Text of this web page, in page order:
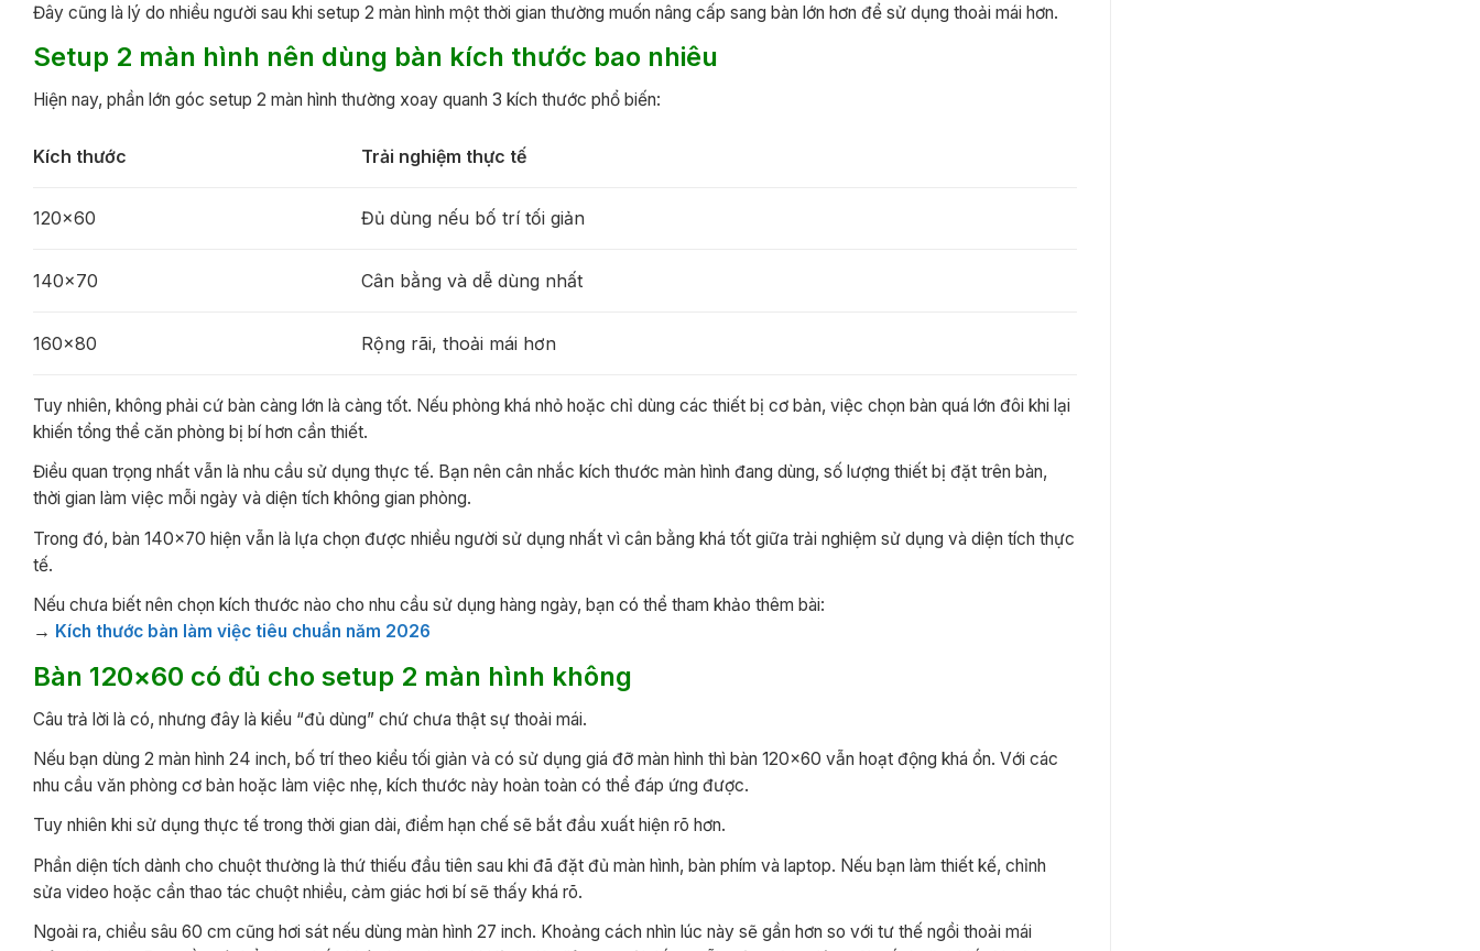
Đây cũng là lý do nhiều người sau khi setup 2 màn hình một thời gian thường muốn nâng cấp sang bàn lớn hơn để sử dụng thoải mái hơn.
Setup 2 màn hình nên dùng bàn kích thước bao nhiêu
Hiện nay, phần lớn góc setup 2 màn hình thường xoay quanh 3 kích thước phổ biến:
Kích thước Trải nghiệm thực tế
120×60 Đủ dùng nếu bố trí tối giản
140×70 Cân bằng và dễ dùng nhất
160×80 Rộng rãi, thoải mái hơn
Tuy nhiên, không phải cứ bàn càng lớn là càng tốt. Nếu phòng khá nhỏ hoặc chỉ dùng các thiết bị cơ bản, việc chọn bàn quá lớn đôi khi lại
khiến tổng thể căn phòng bị bí hơn cần thiết.
Điều quan trọng nhất vẫn là nhu cầu sử dụng thực tế. Bạn nên cân nhắc kích thước màn hình đang dùng, số lượng thiết bị đặt trên bàn,
thời gian làm việc mỗi ngày và diện tích không gian phòng.
Trong đó, bàn 140×70 hiện vẫn là lựa chọn được nhiều người sử dụng nhất vì cân bằng khá tốt giữa trải nghiệm sử dụng và diện tích thực
tế.
Nếu chưa biết nên chọn kích thước nào cho nhu cầu sử dụng hàng ngày, bạn có thể tham khảo thêm bài:
→ Kích thước bàn làm việc tiêu chuẩn năm 2026
Bàn 120×60 có đủ cho setup 2 màn hình không
Câu trả lời là có, nhưng đây là kiểu “đủ dùng” chứ chưa thật sự thoải mái.
Nếu bạn dùng 2 màn hình 24 inch, bố trí theo kiểu tối giản và có sử dụng giá đỡ màn hình thì bàn 120×60 vẫn hoạt động khá ổn. Với các
nhu cầu văn phòng cơ bản hoặc làm việc nhẹ, kích thước này hoàn toàn có thể đáp ứng được.
Tuy nhiên khi sử dụng thực tế trong thời gian dài, điểm hạn chế sẽ bắt đầu xuất hiện rõ hơn.
Phần diện tích dành cho chuột thường là thứ thiếu đầu tiên sau khi đã đặt đủ màn hình, bàn phím và laptop. Nếu bạn làm thiết kế, chỉnh
sửa video hoặc cần thao tác chuột nhiều, cảm giác hơi bí sẽ thấy khá rõ.
Ngoài ra, chiều sâu 60 cm cũng hơi sát nếu dùng màn hình 27 inch. Khoảng cách nhìn lúc này sẽ gần hơn so với tư thế ngồi thoải mái